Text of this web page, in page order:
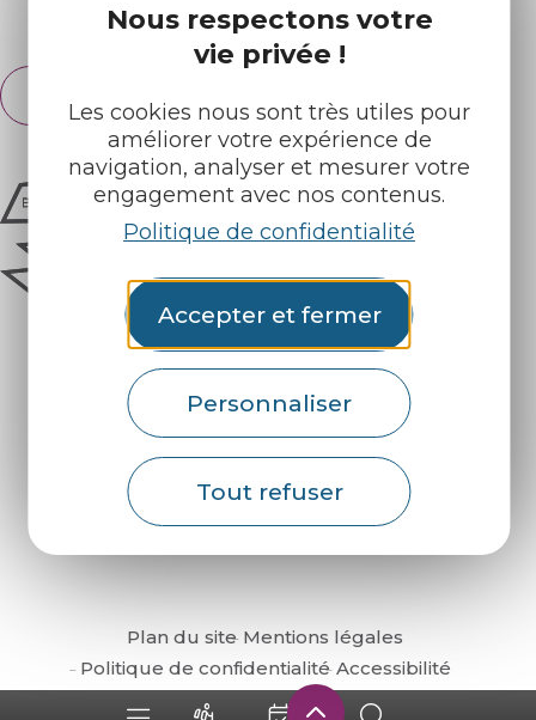
Nous respectons votre
vie privée !
Les cookies nous sont très utiles pour
améliorer votre expérience de
navigation, analyser et mesurer votre
engagement avec nos contenus.
Politique de confidentialité
Accepter et fermer
Personnaliser
Tout refuser
Espace pro Partenaires
English
Comment venir ?
Plan du site Mentions légales
Politique de confidentialité Accessibilité